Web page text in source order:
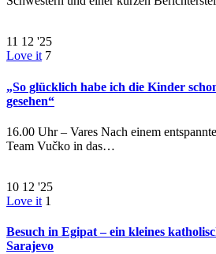
11 12 '25
Love it 7
„So glücklich habe ich die Kinder
gesehen“
16.00 Uhr – Vares Nach einem
Team Vučko in das…
10 12 '25
Love it 1
Besuch in Egipat – ein kleines
Sarajevo